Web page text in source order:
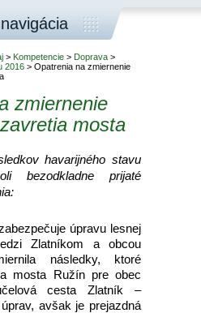
> Kompetencie > Doprava >
2016 > Opatrenia na zmiernenie
zmiernenie
mosta
havarijného stavu
bezodkladne prijaté
úpravu lesnej
Zlatníkom a obcou
následky, ktoré
mosta Ružín pre obec
cesta Zlatník –
avšak je prejazdná